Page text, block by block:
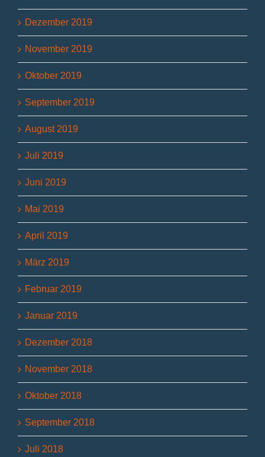
Dezember 2019
November 2019
Oktober 2019
September 2019
August 2019
Juli 2019
Juni 2019
Mai 2019
April 2019
März 2019
Februar 2019
Januar 2019
Dezember 2018
November 2018
Oktober 2018
September 2018
Juli 2018